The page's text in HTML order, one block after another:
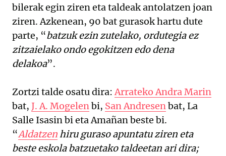
bilerak egin ziren eta taldeak antolatzen joan
ziren. Azkenean, 90 bat gurasok hartu dute
parte, “batzuk ezin zutelako, ordutegia ez
zitzaielako ondo egokitzen edo dena
delakoa”.
Zortzi talde osatu dira:Arrateko Andra Marin
bat, J. A. Mogelenbi, San Andresenbat, La
Salle Isasin bi eta Amañan beste bi.
“Aldatzenhiru guraso apuntatu ziren eta
beste eskola batzuetako taldeetan ari dira;